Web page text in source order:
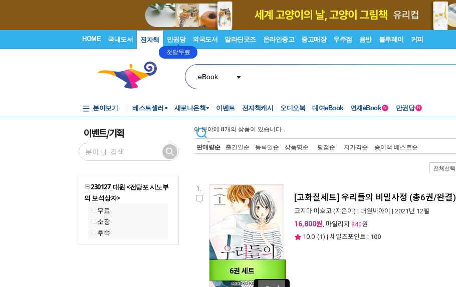
HOME 국내도서 전자책 만권당
첫달무료
외국도서 알라딘굿즈 온라인중고 중고매장 우주점 음반 블루레이 커피
eBook
분야보기 베스트셀러 새로나온책 이벤트 전자책캐시 오디오북 대여eBook 연재eBook N 만권당 N
이벤트/기획
230127_대원 <전당포 시노부
의 보석상자>
무료
소장
후속
이 분야에 8개의 상품이 있습니다.
판매량순 출간일순 등록일순 상품명순 평점순 저가격순 종이책 베스트순
전체선택
1.
6권 세트
[고화질세트] 우리들의 비밀사정 (총6권/완결)
코지마 미호코 (지은이) | 대원씨아이 | 2021년 12월
16,800원, 마일리지 840원
10.0 (1) | 세일즈포인트 : 100